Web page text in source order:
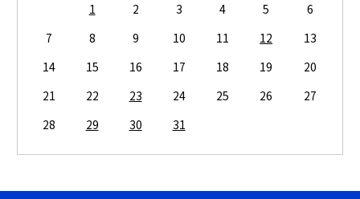
1 2 3 4 5
6
7
8 9 10 11 12
13
14
15 16 17 18 19
20
21
22 23 24 25 26
27
28
29 30 31